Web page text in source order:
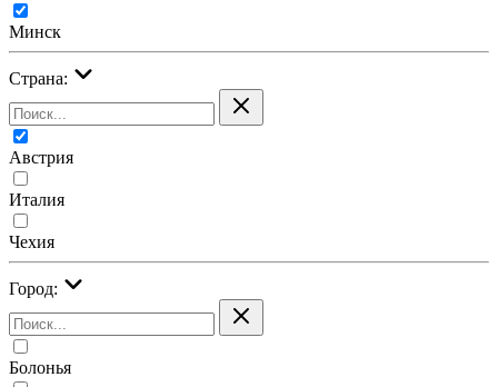
Минск
Страна:
Австрия
Италия
Чехия
Город:
Болонья